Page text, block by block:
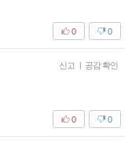
0
0
신고 | 공감 확인
0
0